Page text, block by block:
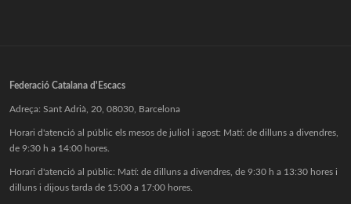
Federació Catalana d'Escacs
Adreça: Sant Adrià, 20, 08030, Barcelona
Horari d'atenció al públic els mesos de juliol i agost: Matí: de dilluns a divendres,
de 9:30 h a 14:00 hores.
Horari d'atenció al públic: Matí: de dilluns a divendres, de 9:30 h a 13:30 hores i
dilluns i dijous tarda de 15:00 a 17:00 hores.